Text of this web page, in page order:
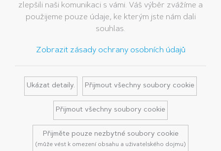
Kancelářské doplňky
Značka
Historie společnosti
Značka Pelikan
Služby
Katalog
Kontakt
Vytisknout
Zásady ochrany osobních údajů
zlepšili naši komunikaci s vámi. Váš výběr zvážíme a
použijeme pouze údaje, ke kterým jste nám dali
souhlas.
Zobrazit zásady ochrany osobních údajů
Ukázat detaily. Přijmout všechny soubory cookie
Přijmout všechny soubory cookie
Přijměte pouze nezbytné soubory cookie
(může vést k omezení obsahu a uživatelského dojmu)